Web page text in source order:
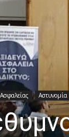
Αστυνομία